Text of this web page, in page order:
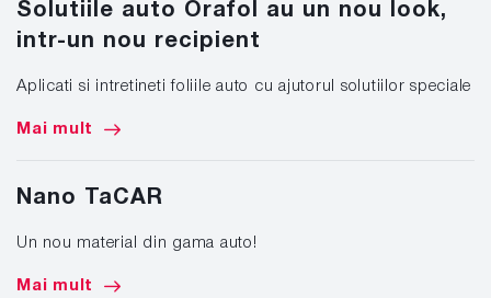
Solutiile auto Orafol au un nou look,
intr-un nou recipient
Aplicati si intretineti foliile auto cu ajutorul solutiilor speciale
Mai mult
Nano TaCAR
Un nou material din gama auto!
Mai mult